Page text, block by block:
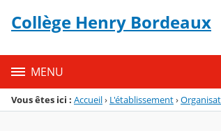
Menu de la rubrique
Contenu
Collège Henry Bordeaux
MENU
Vous êtes ici : Accueil› L'établissement›